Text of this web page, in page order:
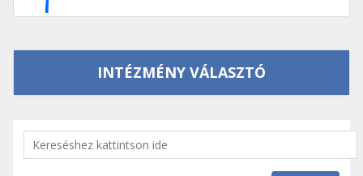
INTÉZMÉNY VÁLASZTÓ